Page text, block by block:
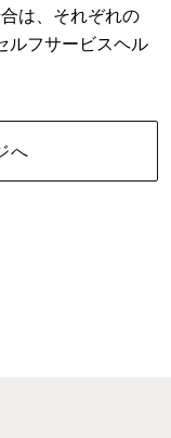
は、それぞれの
ルフサービスヘル
へ